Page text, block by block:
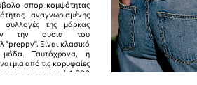
σπορ κομψότητας
αναγνωρισμένης
συλλογές της μάρκας
την ουσία του
"preppy". Είναι κλασικό
μόδα. Ταυτόχρονα, η
μια από τις κορυφαίες
περισσότερα από 1.000